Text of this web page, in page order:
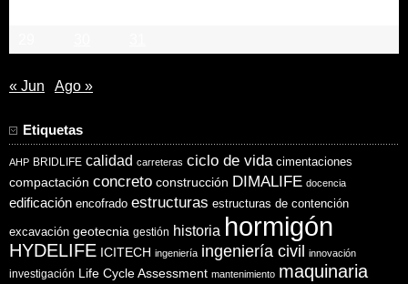
« Jun Ago »
Etiquetas
AHP BRIDLIFE calidad carreteras ciclo de vida cimentaciones
compactación concreto construcción DIMALIFE docencia
edificación encofrado estructuras estructuras de contención
excavación geotecnia gestión historia hormigón
HYDELIFE ICITECH ingeniería ingeniería civil innovación
investigación Life Cycle Assessment mantenimiento maquinaria